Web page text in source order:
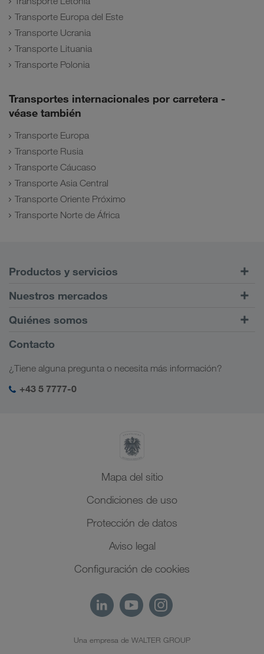
Transporte Europa del Este
Transporte Ucrania
Transporte Lituania
Transporte Polonia
Transportes internacionales por carretera -
véase también
Transporte Europa
Transporte Rusia
Transporte Cáucaso
Transporte Asia Central
Transporte Oriente Próximo
Transporte Norte de África
Productos y servicios
Transportes por carretera
Portal de clientes CONNECT
Soluciones digitales
Soluciones para diferentes sectores
Nuestros mercados
Europa
Cáucaso
Asia Central
Oriente Medio
Quiénes somos
Información sobre la empresa
Responsabilidad social
Management SHEQ
Contacto
¿Tiene alguna pregunta o necesita más información?
+43 5 7777-0
Mapa del sitio
Condiciones de uso
Protección de datos
Aviso legal
Configuración de cookies
Una empresa de WALTER GROUP